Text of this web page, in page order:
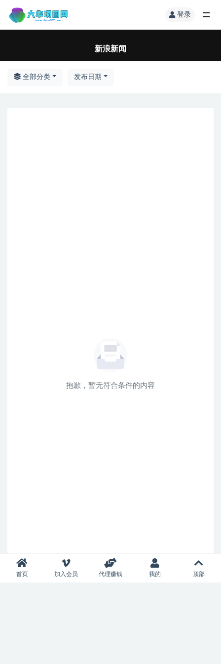
登录
新浪新闻
全部分类 发布日期
抱歉，暂无符合条件的内容
首页 加入会员 代理赚钱 我的 顶部